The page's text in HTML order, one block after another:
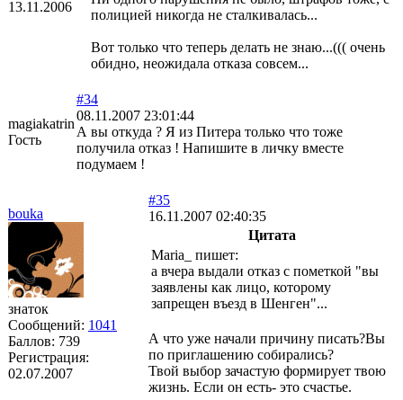
13.11.2006
полицией никогда не сталкивалась...
Вот только что теперь делать не знаю...((( очень
обидно, неожидала отказа совсем...
magiakatrin
Гость
#34
08.11.2007 23:01:44
А вы откуда ? Я из Питера только что тоже
получила отказ ! Напишите в личку вместе
подумаем !
bouka
знаток
Сообщений: 1041
Баллов: 739
Регистрация:
02.07.2007
#35
16.11.2007 02:40:35
Цитата
Maria_ пишет:
а вчера выдали отказ с пометкой "вы
заявлены как лицо, которому
запрещен въезд в Шенген"...
А что уже начали причину писать?Вы
по приглашению собирались?
Твой выбор зачастую формирует твою
жизнь. Если он есть- это счастье.